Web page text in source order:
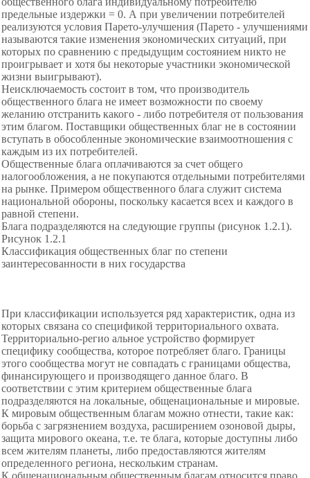
предельные издержки = 0. А при увеличении потребителей
реализуются условия Парето-улучшения (Парето - улучшениями
называются такие изменения экономических ситуаций, при
которых по сравнению с предыдущим состоянием никто не
проигрывает и хотя бы некоторые участники экономической
жизни выигрывают).
Неисключаемость состоит в том, что производитель
общественного блага не имеет возможности по своему
желанию отстранить какого - либо потребителя от пользования
этим благом. Поставщики общественных благ не в состоянии
вступать в обособленные экономические взаимоотношения с
каждым из их потребителей.
Общественные блага оплачиваются за счет общего
налогообложения, а не покупаются отдельными потребителями
на рынке. Примером общественного блага служит система
национальной обороны, поскольку касается всех и каждого в
равной степени.
Блага подразделяются на следующие группы (рисунок 1.2.1).
Рисунок 1.2.1
Классификация общественных благ по степени
заинтересованности в них государства
При классификации используется ряд характеристик, одна из
которых связана со спецификой территориального охвата.
Территориально-регио альное устройство формирует
специфику сообщества, которое потребляет благо. Границы
этого сообщества могут не совпадать с границами общества,
финансирующего и производящего данное благо. В
соответствии с этим критерием общественные блага
подразделяются на локальные, общенациональные и мировые.
К мировым общественным благам можно отнести, такие как:
борьба с загрязнением воздуха, расширением озоновой дыры,
защита мирового океана, т.е. те блага, которые доступны либо
всем жителям планеты, либо предоставляются жителям
определенного региона, нескольким странам.
К общенациональным общественным благам относится право